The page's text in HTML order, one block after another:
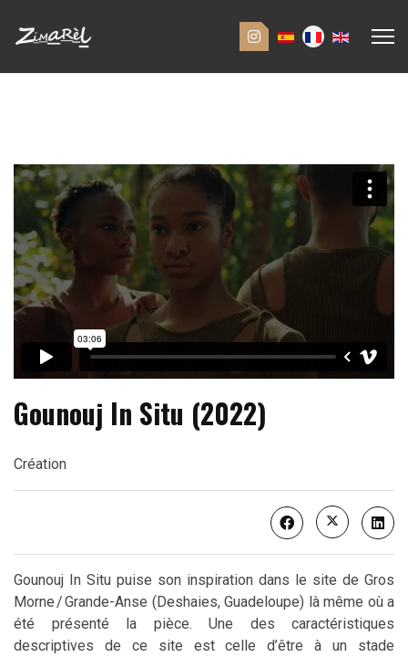
Gounouj In Situ (2022)
Création
Gounouj In Situ puise son inspiration dans le site de Gros
Morne / Grande-Anse (Deshaies, Guadeloupe) là même où a
été présenté la pièce. Une des caractéristiques
descriptives de ce site est celle d’être à un stade